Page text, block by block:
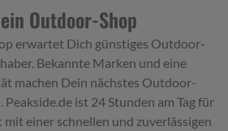
Outdoor-Shop
erwartet Dich günstiges Outdoor-
Bekannte Marken und eine
machen Dein nächstes Outdoor-
ist 24 Stunden am Tag für
einer schnellen und zuverlässigen